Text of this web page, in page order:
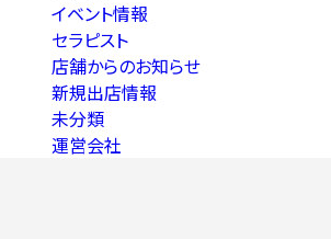
イベント情報
セラピスト
店舗からのお知らせ
新規出店情報
未分類
運営会社